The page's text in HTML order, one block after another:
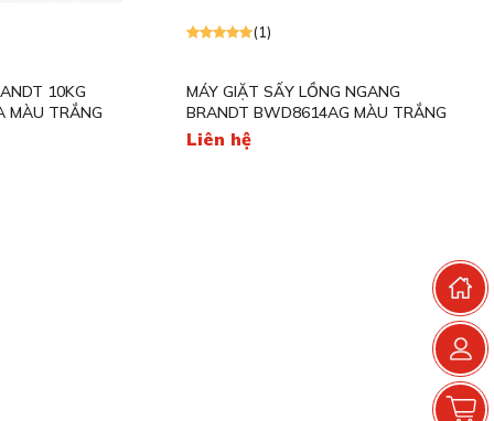
10KG
MÀU TRẮNG
(1)
MÁY GIẶT SẤY LỒNG NGANG
BRANDT BWD8614AG MÀU TRẮNG
Liên hệ